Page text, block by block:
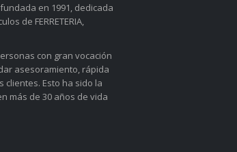
en 1991, dedicada
de FERRETERIA,
con gran vocación
asesoramiento, rápida
Esto ha sido la
más de 30 años de vida